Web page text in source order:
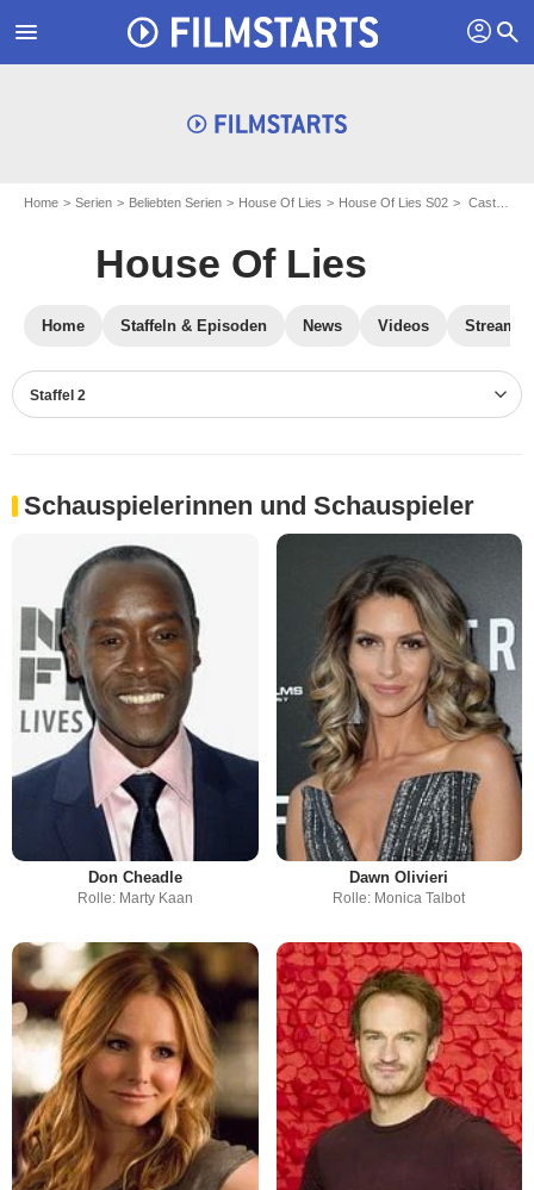
menu profil search
Home Serien Beliebten Serien House Of Lies House Of Lies S02 Cast House Of Lies S02
House Of Lies
Home Staffeln & Episoden News Videos
Staffel 2
Schauspielerinnen und Schauspieler
Don Cheadle
Rolle: Marty Kaan
Dawn Olivieri
Rolle: Monica Talbot